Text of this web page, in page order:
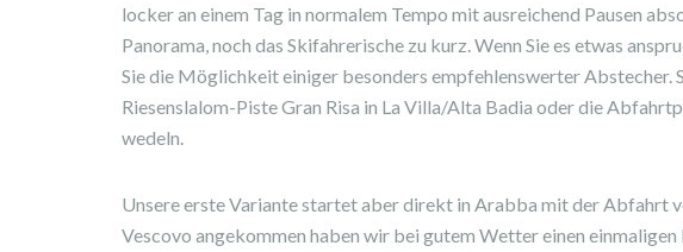
locker an einem Tag in normalem Tempo mit ausreichend Pausen
Panorama, noch das Skifahrerische zu kurz. Wenn Sie es etwas
Sie die Möglichkeit einiger besonders empfehlenswerter Abstecher.
Riesenslalom-Piste Gran Risa in La Villa/Alta Badia oder die
wedeln.
Unsere erste Variante startet aber direkt in Arabba mit der Abfahrt
Vescovo angekommen haben wir bei gutem Wetter einen